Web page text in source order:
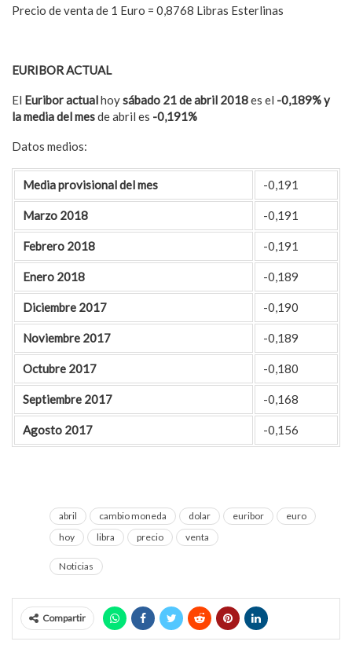
Precio de venta de 1 Euro = 0,8768 Libras Esterlinas
EURIBOR ACTUAL
El Euribor actualhoysábado 21 de abril 2018es el -0,189% y
la media del mesde abril es -0,191%
Datos medios:
Media provisional del mes -0,191
Marzo 2018 -0,191
Febrero 2018 -0,191
Enero 2018 -0,189
Diciembre 2017 -0,190
Noviembre 2017 -0,189
Octubre 2017 -0,180
Septiembre 2017 -0,168
Agosto 2017 -0,156
abril cambio moneda dolar euribor
euro
hoy
libra precio venta
Noticias
Compartir